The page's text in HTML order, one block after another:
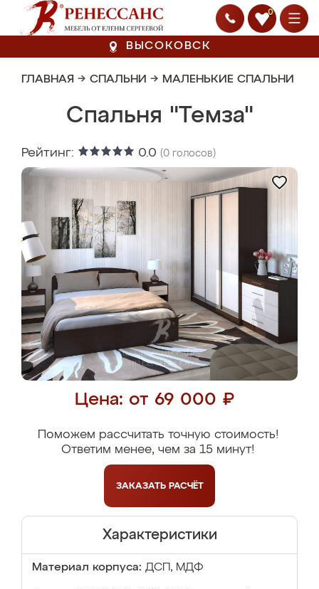
0
ВЫСОКОВСК
ГЛАВНАЯ → СПАЛЬНИ → МАЛЕНЬКИЕ СПАЛЬНИ
Спальня "Темза"
Рейтинг: 0.0 (0 голосов)
Цена: от 69 000 ₽
Поможем рассчитать точную стоимость!
Ответим менее, чем за 15 минут!
ЗАКАЗАТЬ РАСЧЁТ
Характеристики
Материал корпуса: ДСП, МДФ